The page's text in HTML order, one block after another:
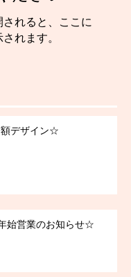
れると、ここに
れます。
額デザイン☆
始営業のお知らせ☆